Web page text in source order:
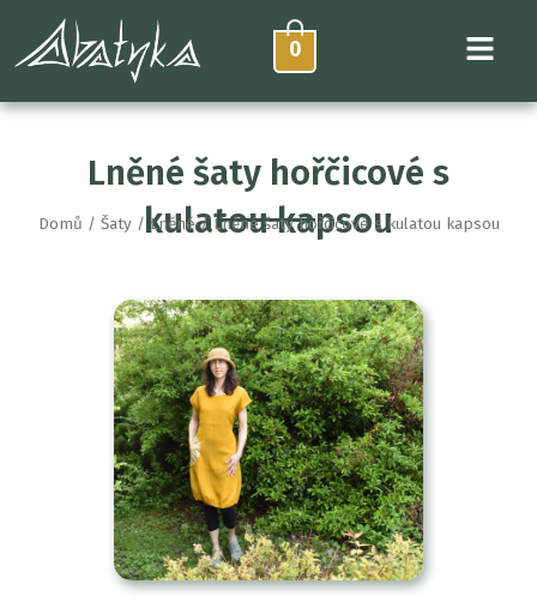
Přeskočit
obsah
0
Lněné šaty hořčicové s
kulatou kapsou
Domů / Šaty/ Lněné/ Lněné šaty hořčicové s kulatou kapsou